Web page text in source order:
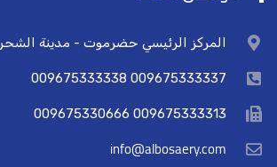
المركز الرئيسي حضرموت - مدينة الشحر
009675333337 009675333338
009675333313 009675330666
info@albosaery.com